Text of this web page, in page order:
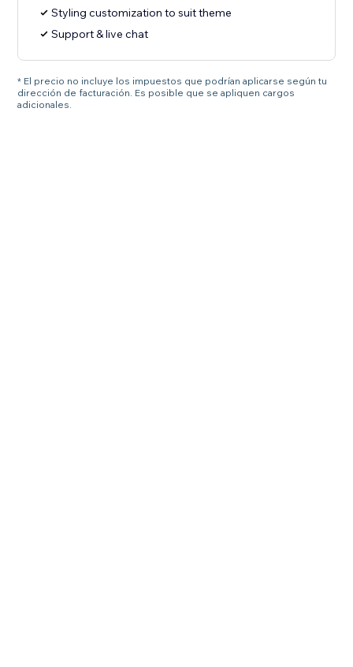
Styling customization to suit theme
Support & live chat
* El precio no incluye los impuestos que podrían aplicarse según tu
dirección de facturación. Es posible que se apliquen cargos
adicionales.